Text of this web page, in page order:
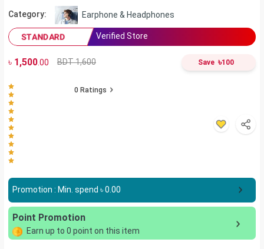
Category: Earphone & Headphones
STANDARD Verified Store
৳ 1,500.00 BDT 1,600 Save ৳100
0 Ratings
Promotion : Min. spend ৳0.00
Point Promotion
Earn up to 0 point on this item